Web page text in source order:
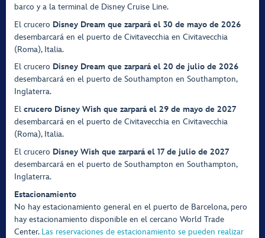
barco y a la terminal de Disney Cruise Line.
El crucero Disney Dream que zarpará el 30 de mayo de 2026
desembarcará en el puerto de Civitavecchia en Civitavecchia
(Roma), Italia.
El crucero Disney Dream que zarpará el 20 de julio de 2026
desembarcará en el puerto de Southampton en Southampton,
Inglaterra.
El crucero Disney Wish que zarpará el 29 de mayo de 2027
desembarcará en el puerto de Civitavecchia en Civitavecchia
(Roma), Italia.
El crucero Disney Wish que zarpará el 17 de julio de 2027
desembarcará en el puerto de Southampton en Southampton,
Inglaterra.
Estacionamiento
No hay estacionamiento general en el puerto de Barcelona, pero
hay estacionamiento disponible en el cercano World Trade
Center. Las reservaciones de estacionamiento se pueden realizar